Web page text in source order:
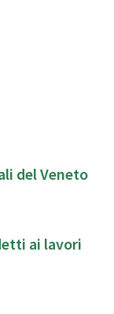
del Veneto
ai lavori